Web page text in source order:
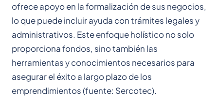
ofrece apoyo en la formalización de sus negocios,
lo que puede incluir ayuda con trámites legales y
administrativos. Este enfoque holístico no solo
proporciona fondos, sino también las
herramientas y conocimientos necesarios para
asegurar el éxito a largo plazo de los
emprendimientos (fuente: Sercotec).